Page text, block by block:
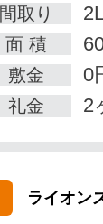
間取り
面 積
敷金 0
礼金 2
ライオン